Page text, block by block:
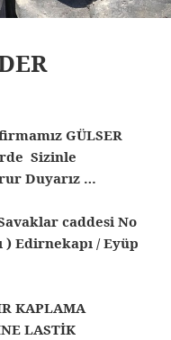
GÜLSER
Sizinle
Duyarız …
caddesi No
) Edirnekapı / Eyüp
KAPLAMA
LASTİK